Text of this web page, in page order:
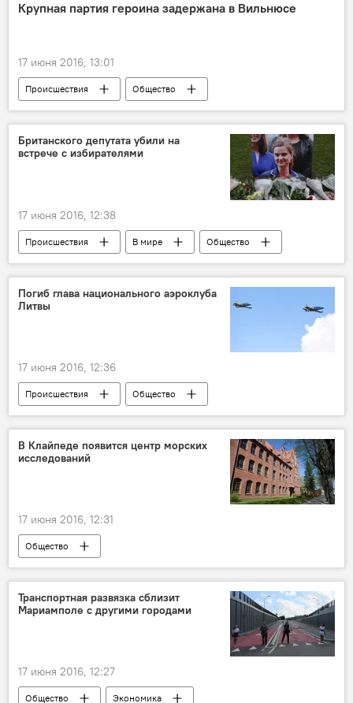
Крупная партия героина задержана в Вильнюсе
17 июня 2016, 13:01
Происшествия
Общество
Страна на игле
Британского депутата убили на
встрече с избирателями
17 июня 2016, 12:38
Происшествия В мире
Общество
Brexit: громкий развод с ЕС
Погиб глава национального аэроклуба
Литвы
17 июня 2016, 12:36
Происшествия Общество
В Клайпеде появится центр морских
исследований
17 июня 2016, 12:31
Общество
Транспортная развязка сблизит
Мариамполе с другими городами
17 июня 2016, 12:27
Общество
Экономика